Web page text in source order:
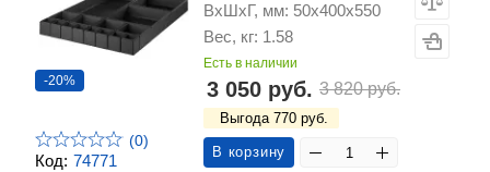
Код: 74771
-20%
(0)
ВхШхГ, мм: 50x400x550
Вес, кг: 1.58
Есть в наличии
3 050 руб. 3 820 руб.
Выгода 770 руб.
В корзину